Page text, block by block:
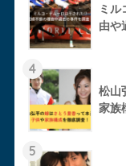
ミル
由や
4
松山
家族
5